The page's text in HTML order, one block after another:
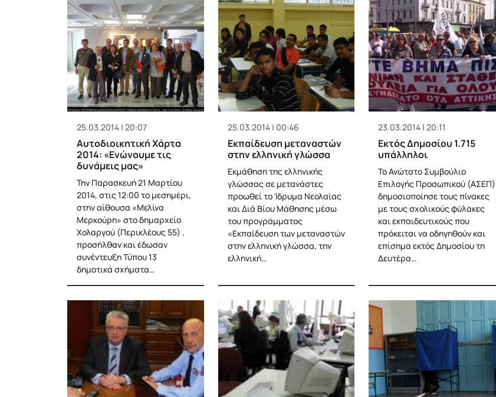
25.03.2014 | 20:07
Αυτοδιοικητική Χάρτα
2014: «Ενώνουμε τις
δυνάμεις μας»
Την Παρασκευή 21 Μαρτίου
2014, στις 12:00 το μεσημέρι,
στην αίθουσα «Μελίνα
Μερκούρη» στο δημαρχείο
Χολαργού (Περικλέους 55) ,
προσήλθαν και έδωσαν
συνέντευξη Τύπου 13
δημοτικά σχήματα…
25.03.2014 | 00:46
Εκπαίδευση μεταναστών
στην ελληνική γλώσσα
Εκμάθηση της ελληνικής
γλώσσας σε μετανάστες
προωθεί το Ίδρυμα Νεολαίας
και Διά Βίου Μάθησης μέσω
του προγράμματος
«Εκπαίδευση των μεταναστών
στην ελληνική γλώσσα, την
ελληνική…
23.03.2014 | 20:11
Εκτός Δημοσίου 1.715
υπάλληλοι
Το Ανώτατο Συμβούλιο
Επιλογής Προσωπικού (ΑΣΕΠ)
δημοσιοποίησε τους πίνακες
με τους σχολικούς φύλακες
και εκπαιδευτικούς που
πρόκειται να οδηγηθούν και
επίσημα εκτός Δημοσίου τη
Δευτέρα…